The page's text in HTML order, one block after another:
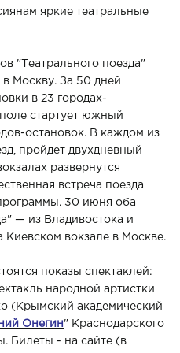
яркие театральные
"Театрального поезда"
в Москву. За 50 дней
в 23 городах-
стартует южный
остановок. В каждом из
пройдет двухдневный
развернутся
встреча поезда
30 июня оба
— из Владивостока и
Киевском вокзале в Москве.
показы спектаклей:
народной артистки
(Крымский академический
Онегин" Краснодарского
Билеты - на сайте (в